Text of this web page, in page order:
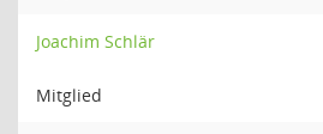
Joachim Schlär
Mitglied